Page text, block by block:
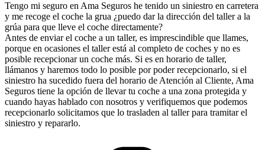
Tengo mi seguro en Ama Seguros he tenido un siniestro en carretera
y me recoge el coche la grua ¿puedo dar la dirección del taller a la
grúa para que lleve el coche directamente?
Antes de enviar el coche a un taller, es imprescindible que llames,
porque en ocasiones el taller está al completo de coches y no es
posible recepcionar un coche más. Si es en horario de taller,
llámanos y haremos todo lo posible por poder recepcionarlo, si el
siniestro ha sucedido fuera del horario de Atención al Cliente, Ama
Seguros tiene la opción de llevar tu coche a una zona protegida y
cuando hayas hablado con nosotros y verifiquemos que podemos
recepcionarlo solicitamos que lo trasladen al taller para tramitar el
siniestro y repararlo.